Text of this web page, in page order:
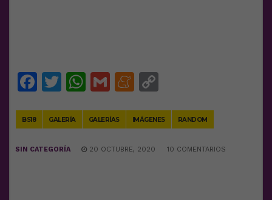
Facebook
Twitter
WhatsApp
GmailMeneame
BS18 GALERÍA GALERÍAS IMÁGENES RANDOM
SIN CATEGORÍA 20 OCTUBRE, 2020 10 COMENTARIOS